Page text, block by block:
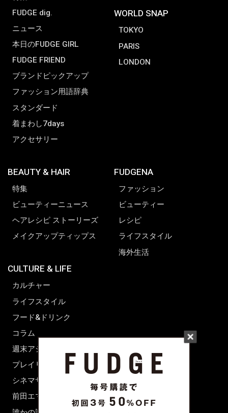
FUDGE dig.
ニュース
本日のFUDGE GIRL
FUDGE FRIEND
ブランドピックアップ
ファッション用語辞典
スタンダード
着まわし7days
アクセサリー
WORLD SNAP
TOKYO
PARIS
LONDON
BEAUTY & HAIR
特集
ビューティーニュース
ヘアレシピ ストーリーズ
メイクアップティップス
CULTURE & LIFE
カルチャー
ライフスタイル
フード&ドリンク
コラム
週末アジア
プレイリスト
シネマサロン
前田エマの東京ぐるり
FUDGENA
ファッション
ビューティー
レシピ
ライフスタイル
海外生活